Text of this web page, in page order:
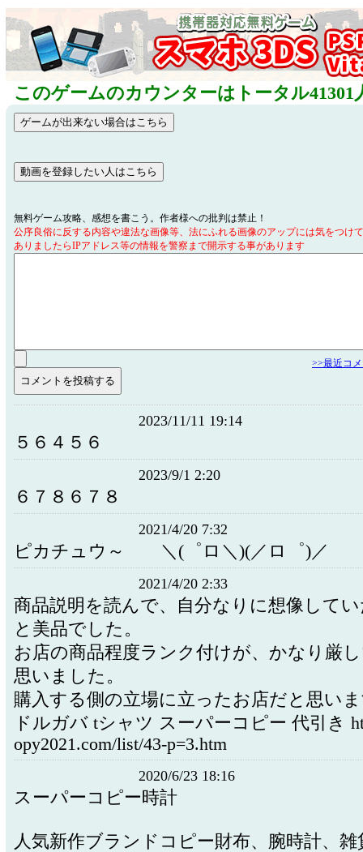
このゲームのカウンターはトータル41301
無料ゲーム攻略、感想を書こう。作者様への批判は禁止！
公序良俗に反する内容や違法な画像等、法にふれる画像のアップには気をつけ
ありましたらIPアドレス等の情報を警察まで開示する事があります
>>最近コ
2023/11/11 19:14
５６４５６
2023/9/1 2:20
６７８６７８
2021/4/20 7:32
ピカチュウ～ ＼(゜ロ＼)(／ロ゜)／
2021/4/20 2:33
商品説明を読んで、自分なりに想像して
と美品でした。
お店の商品程度ランク付けが、かなり厳
思いました。
購入する側の立場に立ったお店だと思い
ドルガバ tシャツ スーパーコピー 代引き
opy2021.com/list/43-p=3.htm
2020/6/23 18:16
スーパーコピー時計
人気新作ブランドコピー財布、腕時計、雑